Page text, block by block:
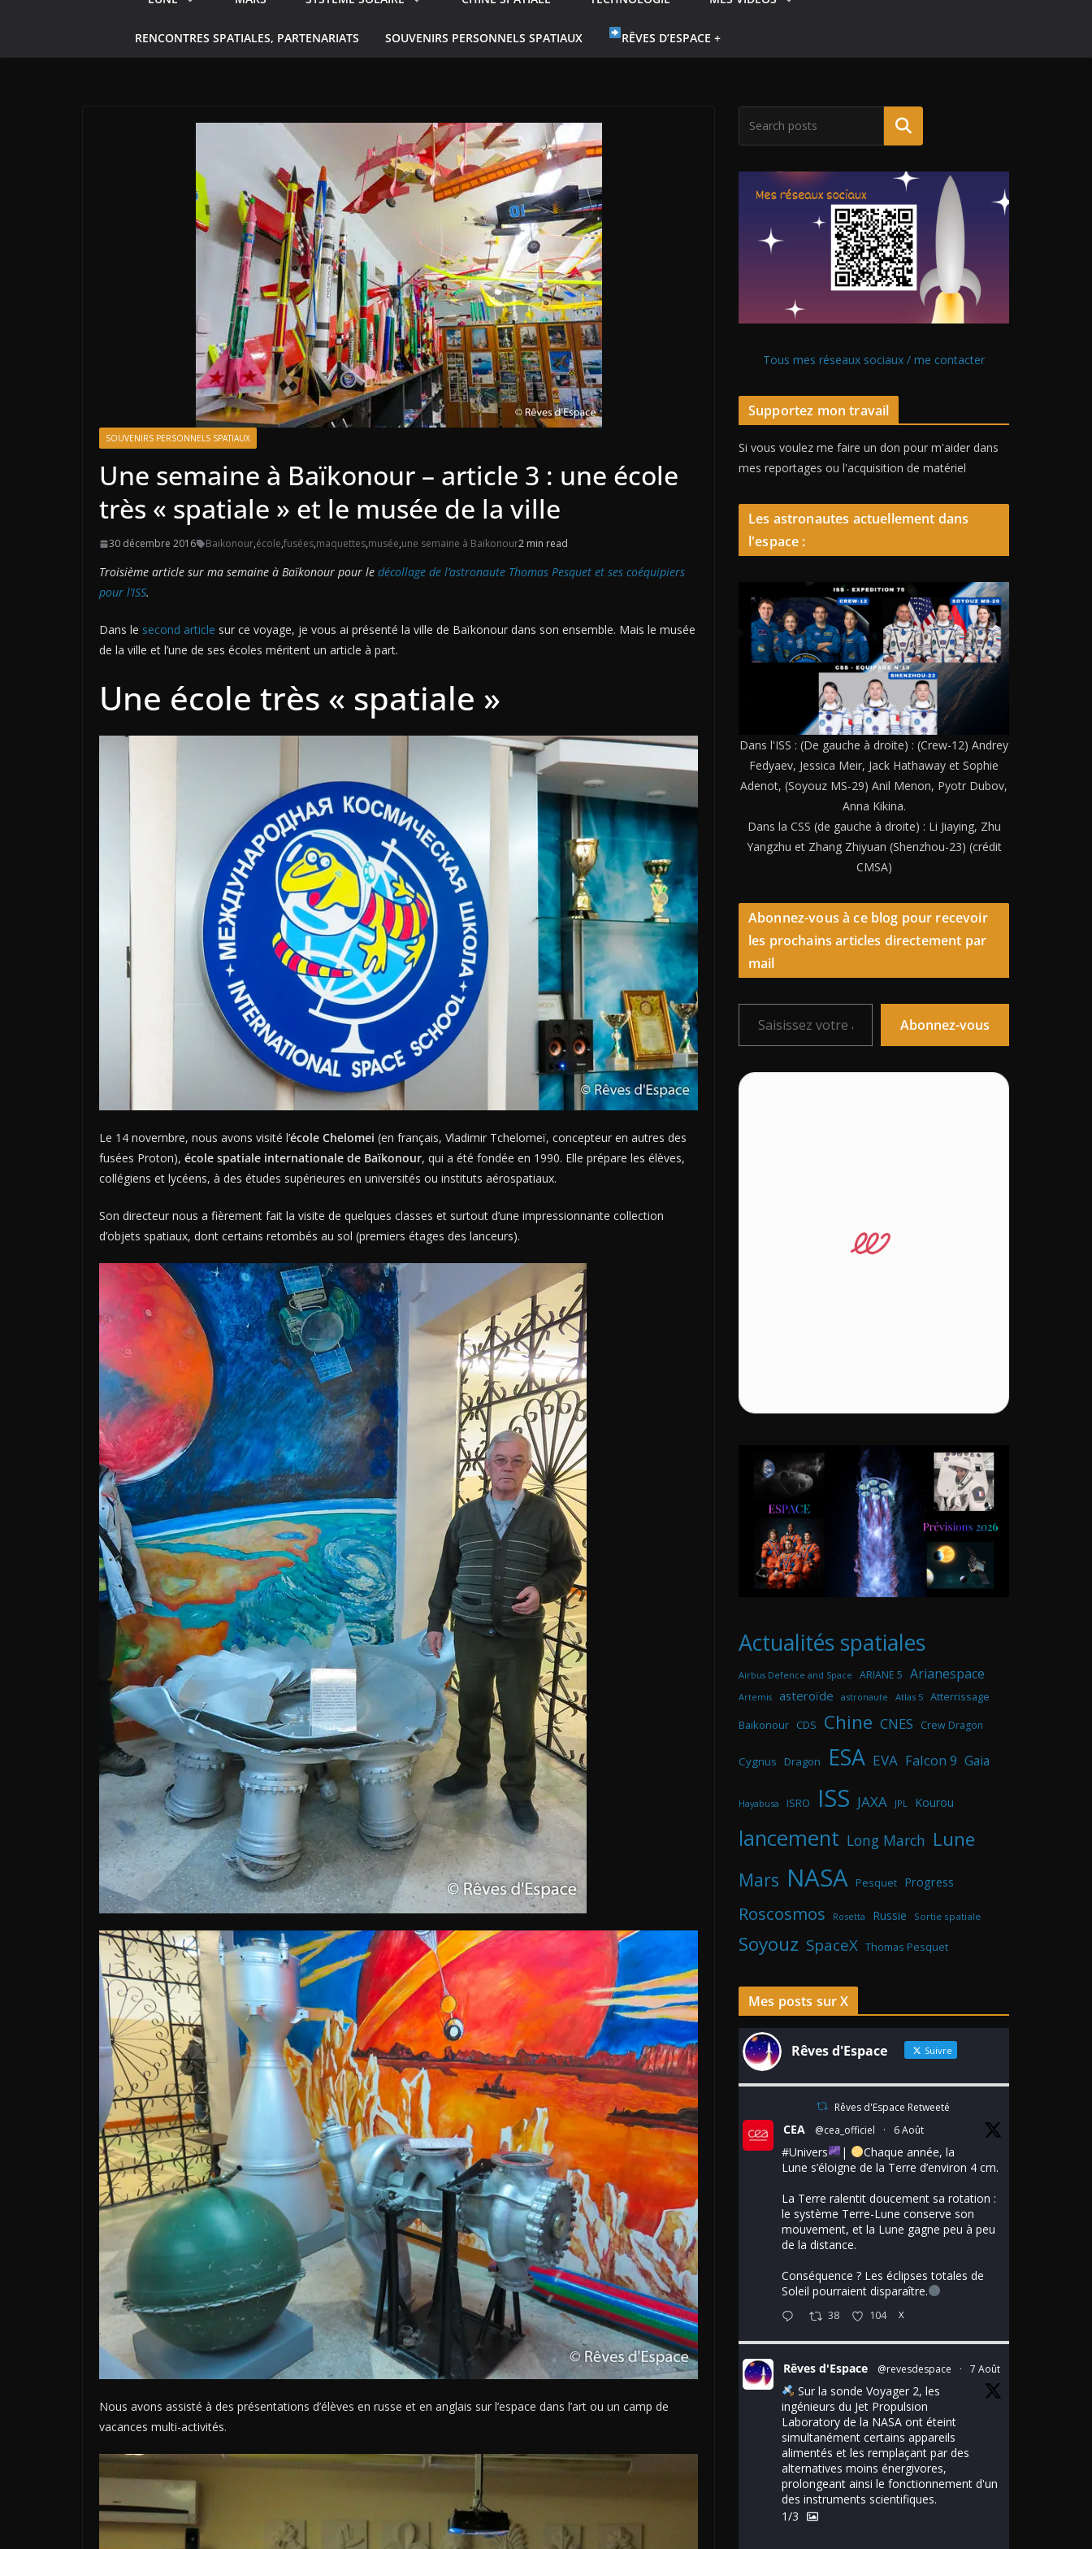
RENCONTRES SPATIALES, PARTENARIATS SOUVENIRS PERSONNELS SPATIAUX RÊVES D’ESPACE +
SOUVENIRS PERSONNELS SPATIAUX
Une semaine à Baïkonour – article 3 : une école
très « spatiale » et le musée de la ville
30 décembre 2016 Baikonour,école,fusées,maquettes,musée,une semaine à Baïkonour2 min read
Troisième article sur ma semaine à Baïkonour pour le décollage de l’astronaute Thomas Pesquet et ses coéquipiers
pour l’ISS.
Dans le second article sur ce voyage, je vous ai présenté la ville de Baïkonour dans son ensemble. Mais le musée
de la ville et l’une de ses écoles méritent un article à part.
Une école très « spatiale »
Le 14 novembre, nous avons visité l’école Chelomei (en français, Vladimir Tchelomeï, concepteur en autres des
fusées Proton), école spatiale internationale de Baïkonour, qui a été fondée en 1990. Elle prépare les élèves,
collégiens et lycéens, à des études supérieures en universités ou instituts aérospatiaux.
Son directeur nous a fièrement fait la visite de quelques classes et surtout d’une impressionnante collection
d’objets spatiaux, dont certains retombés au sol (premiers étages des lanceurs).
Nous avons assisté à des présentations d’élèves en russe et en anglais sur l’espace dans l’art ou un camp de
vacances multi-activités.
Tous mes réseaux sociaux / me contacter
Supportez mon travail
Si vous voulez me faire un don pour m'aider dans
mes reportages ou l'acquisition de matériel
Les astronautes actuellement dans
l'espace :
Dans l'ISS : (De gauche à droite) : (Crew-12) Andrey
Fedyaev, Jessica Meir, Jack Hathaway et Sophie
Adenot, (Soyouz MS-29) Anil Menon, Pyotr Dubov,
Anna Kikina.
Dans la CSS (de gauche à droite) : Li Jiaying, Zhu
Yangzhu et Zhang Zhiyuan (Shenzhou-23) (crédit
CMSA)
Abonnez-vous à ce blog pour recevoir
les prochains articles directement par
mail
Saisissez votre adresse e-mail…
Abonnez-vous
Actualités spatiales
Airbus Defence and Space ARIANE 5 Arianespace
Artemis asteroïde astronaute Atlas 5 Atterrissage
Baikonour CDS Chine CNES Crew Dragon
Cygnus Dragon ESA EVA Falcon 9 Gaia
Hayabusa ISRO ISS JAXA JPL Kourou
lancement Long March Lune
Mars NASA Pesquet Progress
Roscosmos Rosetta Russie Sortie spatiale
Soyouz SpaceX Thomas Pesquet
Mes posts sur X
Rêves d'Espace Suivre
Rêves d'Espace Retweeté
CEA @cea_officiel · 6 Août
#Univers |
Chaque année, la
Lune s’éloigne de la Terre d’environ 4 cm.
La Terre ralentit doucement sa rotation :
le système Terre-Lune conserve son
mouvement, et la Lune gagne peu à peu
de la distance.
Conséquence ? Les éclipses totales de
Soleil pourraient disparaître.
38 104 X
Rêves d'Espace @revesdespace · 7 Août
Sur la sonde Voyager 2, les
ingénieurs du Jet Propulsion
Laboratory de la NASA ont éteint
simultanément certains appareils
alimentés et les remplaçant par des
alternatives moins énergivores,
prolongeant ainsi le fonctionnement d'un
des instruments scientifiques.
1/3